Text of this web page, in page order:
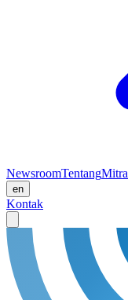
NewsroomTentangMitra
en
Kontak